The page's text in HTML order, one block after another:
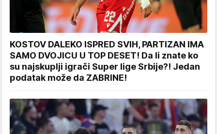
KOSTOV DALEKO ISPRED SVIH, PARTIZAN IMA
SAMO DVOJICU U TOP DESET! Da li znate ko
su najskuplji igrači Super lige Srbije?! Jedan
podatak može da ZABRINE!